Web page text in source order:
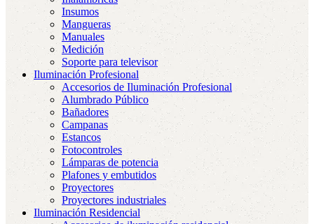
Insumos
Mangueras
Manuales
Medición
Soporte para televisor
Iluminación Profesional
Accesorios de Iluminación Profesional
Alumbrado Público
Bañadores
Campanas
Estancos
Fotocontroles
Lámparas de potencia
Plafones y embutidos
Proyectores
Proyectores industriales
Iluminación Residencial